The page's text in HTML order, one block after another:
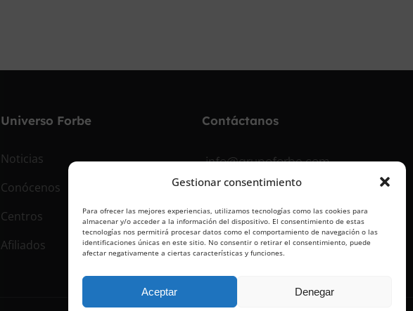
Gestionar consentimiento
Para ofrecer las mejores experiencias, utilizamos tecnologías como las cookies para
almacenar y/o acceder a la información del dispositivo. El consentimiento de estas
tecnologías nos permitirá procesar datos como el comportamiento de navegación o las
identificaciones únicas en este sitio. No consentir o retirar el consentimiento, puede
afectar negativamente a ciertas características y funciones.
Aceptar Denegar
Universo Forbe
Noticias
Conócenos
Centros
Afiliados
Contáctanos
info@grupoforbe.com